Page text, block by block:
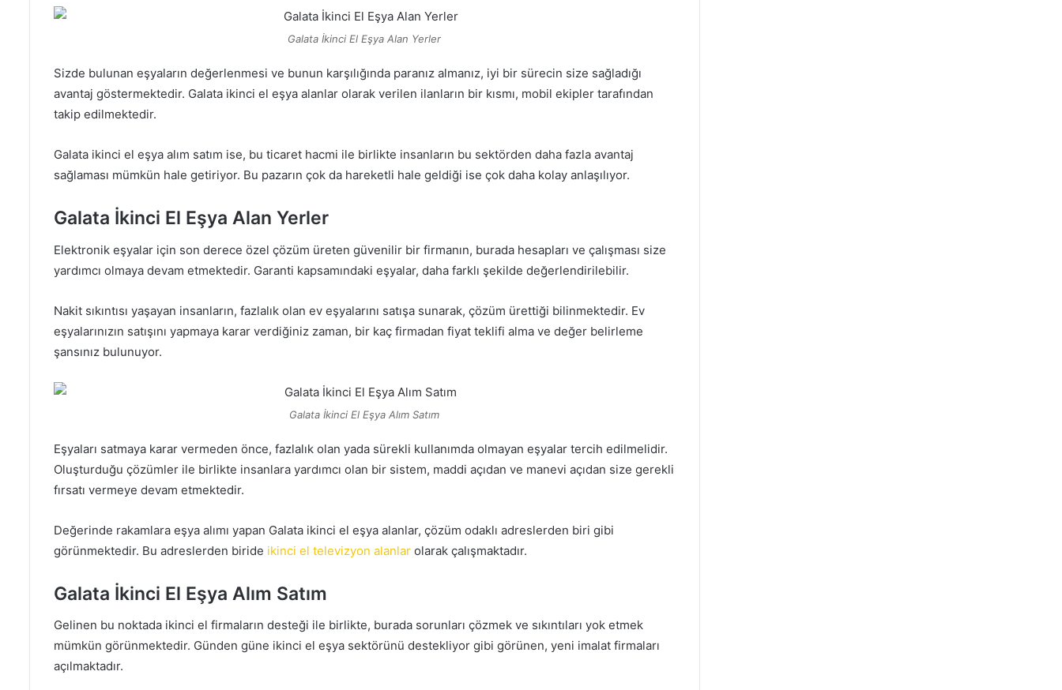
Galata İkinci El Eşya Alan Yerler
Sizde bulunan eşyaların değerlenmesi ve bunun karşılığında paranız almanız, iyi bir sürecin size sağladığı
avantaj göstermektedir. Galata ikinci el eşya alanlar olarak verilen ilanların bir kısmı, mobil ekipler tarafından
takip edilmektedir.
Galata ikinci el eşya alım satım ise, bu ticaret hacmi ile birlikte insanların bu sektörden daha fazla avantaj
sağlaması mümkün hale getiriyor. Bu pazarın çok da hareketli hale geldiği ise çok daha kolay anlaşılıyor.
Galata İkinci El Eşya Alan Yerler
Elektronik eşyalar için son derece özel çözüm üreten güvenilir bir firmanın, burada hesapları ve çalışması size
yardımcı olmaya devam etmektedir. Garanti kapsamındaki eşyalar, daha farklı şekilde değerlendirilebilir.
Nakit sıkıntısı yaşayan insanların, fazlalık olan ev eşyalarını satışa sunarak, çözüm ürettiği bilinmektedir. Ev
eşyalarınızın satışını yapmaya karar verdiğiniz zaman, bir kaç firmadan fiyat teklifi alma ve değer belirleme
şansınız bulunuyor.
Galata İkinci El Eşya Alım Satım
Eşyaları satmaya karar vermeden önce, fazlalık olan yada sürekli kullanımda olmayan eşyalar tercih edilmelidir.
Oluşturduğu çözümler ile birlikte insanlara yardımcı olan bir sistem, maddi açıdan ve manevi açıdan size gerekli
fırsatı vermeye devam etmektedir.
Değerinde rakamlara eşya alımı yapan Galata ikinci el eşya alanlar, çözüm odaklı adreslerden biri gibi
görünmektedir. Bu adreslerden biride ikinci el televizyon alanlar olarak çalışmaktadır.
Galata İkinci El Eşya Alım Satım
Gelinen bu noktada ikinci el firmaların desteği ile birlikte, burada sorunları çözmek ve sıkıntıları yok etmek
mümkün görünmektedir. Günden güne ikinci el eşya sektörünü destekliyor gibi görünen, yeni imalat firmaları
açılmaktadır.